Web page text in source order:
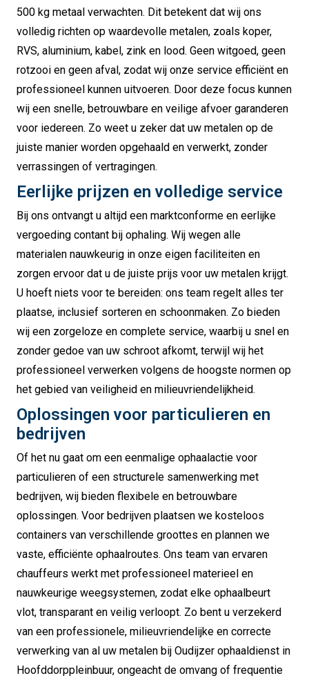
500 kg metaal verwachten. Dit betekent dat wij ons
volledig richten op waardevolle metalen, zoals koper,
RVS, aluminium, kabel, zink en lood. Geen witgoed, geen
rotzooi en geen afval, zodat wij onze service efficiënt en
professioneel kunnen uitvoeren. Door deze focus kunnen
wij een snelle, betrouwbare en veilige afvoer garanderen
voor iedereen. Zo weet u zeker dat uw metalen op de
juiste manier worden opgehaald en verwerkt, zonder
verrassingen of vertragingen.
Eerlijke prijzen en volledige service
Bij ons ontvangt u altijd een marktconforme en eerlijke
vergoeding contant bij ophaling. Wij wegen alle
materialen nauwkeurig in onze eigen faciliteiten en
zorgen ervoor dat u de juiste prijs voor uw metalen krijgt.
U hoeft niets voor te bereiden: ons team regelt alles ter
plaatse, inclusief sorteren en schoonmaken. Zo bieden
wij een zorgeloze en complete service, waarbij u snel en
zonder gedoe van uw schroot afkomt, terwijl wij het
professioneel verwerken volgens de hoogste normen op
het gebied van veiligheid en milieuvriendelijkheid.
Oplossingen voor particulieren en
bedrijven
Of het nu gaat om een eenmalige ophaalactie voor
particulieren of een structurele samenwerking met
bedrijven, wij bieden flexibele en betrouwbare
oplossingen. Voor bedrijven plaatsen we kosteloos
containers van verschillende groottes en plannen we
vaste, efficiënte ophaalroutes. Ons team van ervaren
chauffeurs werkt met professioneel materieel en
nauwkeurige weegsystemen, zodat elke ophaalbeurt
vlot, transparant en veilig verloopt. Zo bent u verzekerd
van een professionele, milieuvriendelijke en correcte
verwerking van al uw metalen bij Oudijzer ophaaldienst in
Hoofddorppleinbuur, ongeacht de omvang of frequentie